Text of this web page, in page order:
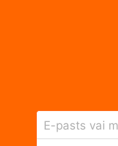
E-pasts vai